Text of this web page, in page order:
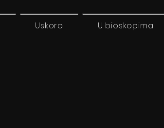
Uskoro U bioskopima